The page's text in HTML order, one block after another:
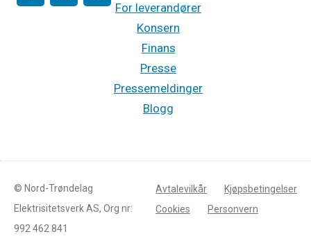
For leverandører
Konsern
Finans
Presse
Pressemeldinger
Blogg
© Nord-Trøndelag
Elektrisitetsverk AS, Org nr:
992 462 841
Avtalevilkår
Kjøpsbetingelser
Cookies
Personvern